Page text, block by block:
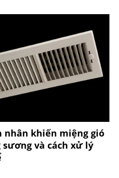
nhân khiến miệng gió
sương và cách xử lý